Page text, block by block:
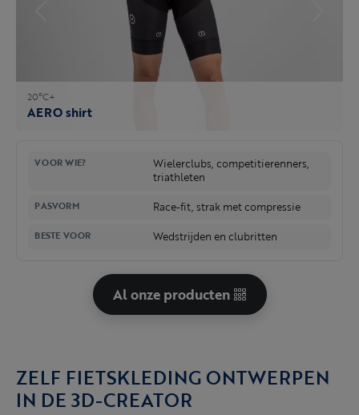
20°C+
AERO shirt
VOOR WIE?
Wielerclubs, competitierenners,
triathleten
PASVORM Race-fit, strak met compressie
BESTE VOOR Wedstrijden en clubritten
Al onze producten
ZELF FIETSKLEDING ONTWERPEN
IN DE 3D-CREATOR